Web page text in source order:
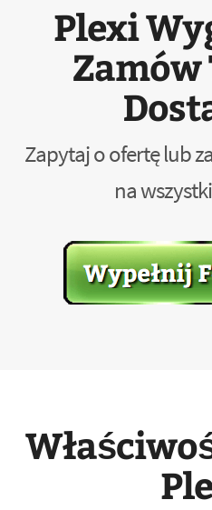
Plexi
Zamów
Zapytaj o ofertę lub
na